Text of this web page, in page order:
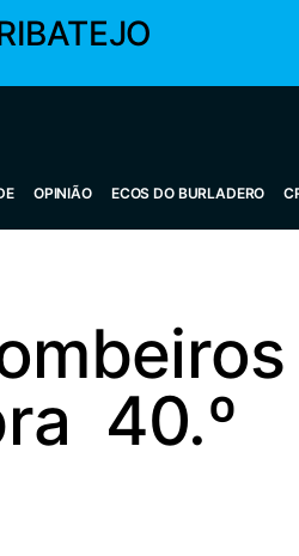
OPINIÃO ECOS DO BURLADERO
40.º